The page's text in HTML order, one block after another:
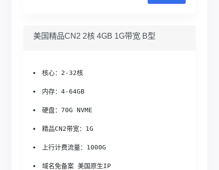
美国精品CN2 2核 4GB 1G带宽 B型
核心：2-32核
内存：4-64GB
硬盘：70G NVME
精品CN2带宽：1G
上行计费流量：1000G
域名免备案 美国原生IP